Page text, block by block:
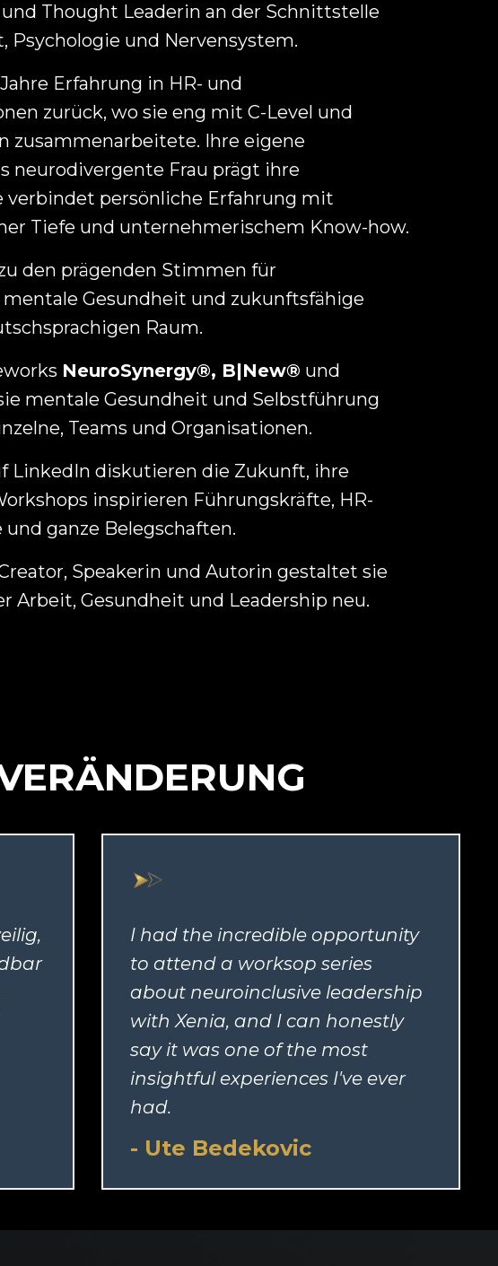
und Thought Leaderin an der Schnittstelle
Psychologie und Nervensystem.
Erfahrung in HR- und
zurück, wo sie eng mit C-Level und
zusammenarbeitete. Ihre eigene
neurodivergente Frau prägt ihre
verbindet persönliche Erfahrung mit
Tiefe und unternehmerischem Know-how.
den prägenden Stimmen für
Gesundheit und zukunftsfähige
Raum.
NeuroSynergy®, B|New® und
mentale Gesundheit und Selbstführung
Teams und Organisationen.
LinkedIn diskutieren die Zukunft, ihre
inspirieren Führungskräfte, HR-
ganze Belegschaften.
Speakerin und Autorin gestaltet sie
Arbeit, Gesundheit und Leadership neu.
I had the incredible opportunity
to attend a worksop series
about neuroinclusive leadership
with Xenia, and I can honestly
say it was one of the most
insightful experiences I've ever
had.
- Ute Bedekovic